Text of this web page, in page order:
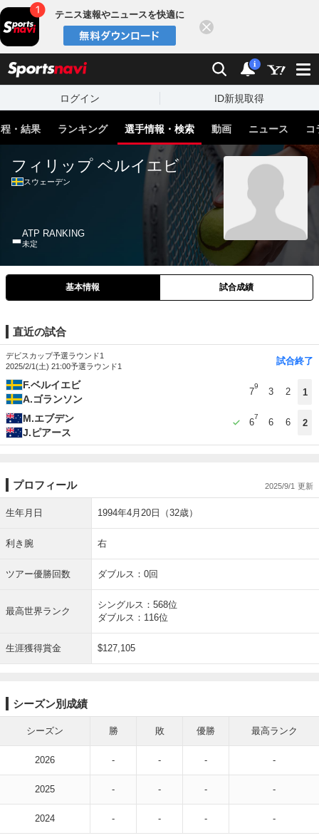
テニス速報やニュースを快適に
検索 通知
i
ログイン ID新規取得
・結果 ランキング 選手情報・検索 動画 ニュース コ
フィリップ ベルイエビ
スウェーデン
-ATP RANKING
未定
基本情報 試合成績
直近の試合
デビスカップ予選ラウンド1
2025/2/1(土) 21:00予選ラウンド1 試合終了
F.ベルイエビ
A.ゴランソン
7
9
3 2 1
M.エブデン
J.ピアース
6
7
6 6 2
プロフィール 2025/9/1
生年月日 1994年4月20日（32歳）
利き腕 右
ツアー優勝回数 ダブルス：0回
最高世界ランク
シングルス：568位
ダブルス：116位
生涯獲得賞金 $127,105
シーズン別成績
シーズン 勝 敗 優勝 最高ランク
2026 - - - -
2025 - - - -
2024 - - - -